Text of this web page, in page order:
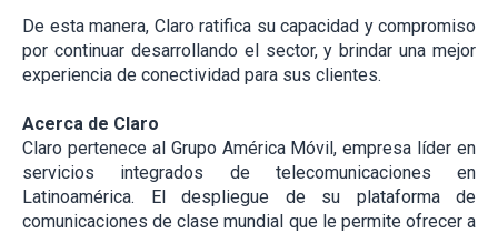
De esta manera, Claro ratifica su capacidad y compromiso
por continuar desarrollando el sector, y brindar una mejor
experiencia de conectividad para sus clientes.
Acerca de Claro
Claro pertenece al Grupo América Móvil, empresa líder en
servicios integrados de telecomunicaciones en
Latinoamérica. El despliegue de su plataforma de
comunicaciones de clase mundial que le permite ofrecer a